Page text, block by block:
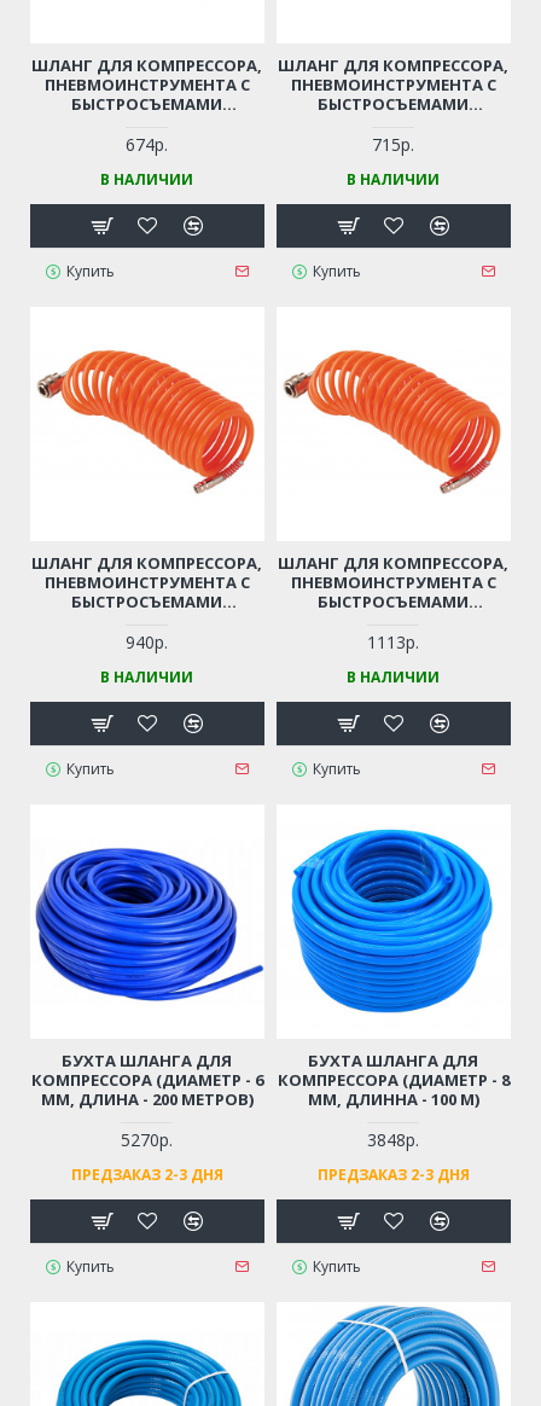
ШЛАНГ ДЛЯ КОМПРЕССОРА,
ПНЕВМОИНСТРУМЕНТА С
БЫСТРОСЪЕМАМИ
5 М)
674р.
В НАЛИЧИИ
Купить
ШЛАНГ ДЛЯ КОМПРЕССОРА,
ПНЕВМОИНСТРУМЕНТА С
БЫСТРОСЪЕМАМИ
10 М)
715р.
В НАЛИЧИИ
Купить
ШЛАНГ ДЛЯ КОМПРЕССОРА,
ПНЕВМОИНСТРУМЕНТА С
БЫСТРОСЪЕМАМИ
15 М)
940р.
В НАЛИЧИИ
Купить
ШЛАНГ ДЛЯ КОМПРЕССОРА,
ПНЕВМОИНСТРУМЕНТА С
БЫСТРОСЪЕМАМИ
20 М)
1113р.
В НАЛИЧИИ
Купить
БУХТА ШЛАНГА ДЛЯ
КОМПРЕССОРА (ДИАМЕТР - 6
ММ, ДЛИНА - 200 МЕТРОВ)
5270р.
ПРЕДЗАКАЗ 2-3 ДНЯ
Купить
БУХТА ШЛАНГА ДЛЯ
КОМПРЕССОРА (ДИАМЕТР - 8
ММ, ДЛИННА - 100 М)
3848р.
ПРЕДЗАКАЗ 2-3 ДНЯ
Купить